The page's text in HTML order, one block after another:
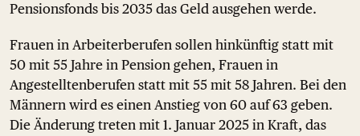
Pensionsfonds bis 2035 das Geld ausgehen werde.
Frauen in Arbeiterberufen sollen hinkünftig statt mit
50 mit 55 Jahre in Pension gehen, Frauen in
Angestelltenberufen statt mit 55 mit 58 Jahren. Bei den
Männern wird es einen Anstieg von 60 auf 63 geben.
Die Änderung treten mit 1. Januar 2025 in Kraft, das